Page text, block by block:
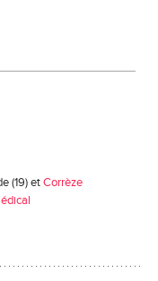
(19) etCorrèze